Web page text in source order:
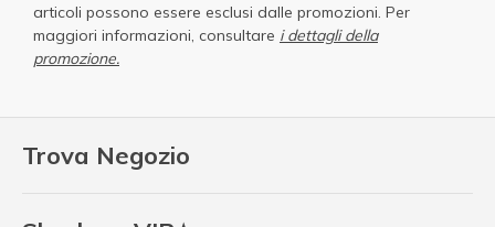
Trova Negozio
articoli possono essere esclusi dalle promozioni. Per
maggiori informazioni, consultare i dettagli della
promozione.